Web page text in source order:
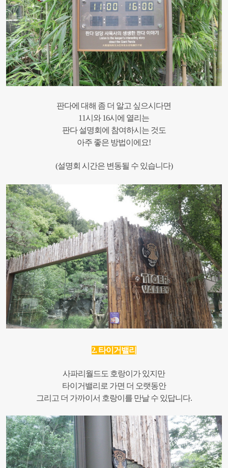
판다에 대해 좀 더 알고 싶으시다면
11시와 16시에 열리는
판다 설명회에 참여하시는 것도
아주 좋은 방법이에요!
(설명회 시간은 변동될 수 있습니다)
2. 타이거밸리
사파리월드도 호랑이가 있지만
타이거밸리로 가면 더 오랫동안
그리고 더 가까이서 호랑이를 만날 수 있답니다.